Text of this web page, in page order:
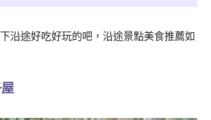
沿途好吃好玩的吧，沿途景點美食推薦如